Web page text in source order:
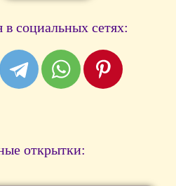
в социальных сетях:
открытки: